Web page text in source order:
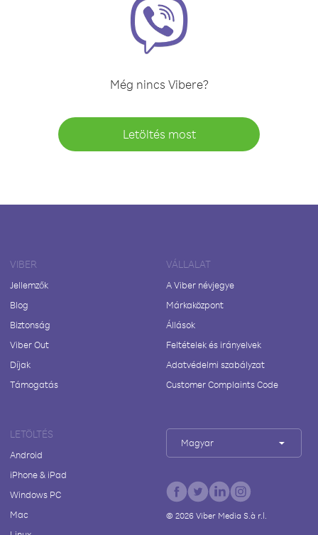
Még nincs Vibere?
Letöltés most
VIBER
Jellemzők
Blog
Biztonság
Viber Out
Díjak
Támogatás
VÁLLALAT
A Viber névjegye
Márkaközpont
Állások
Feltételek és irányelvek
Adatvédelmi szabályzat
Customer Complaints Code
LETÖLTÉS
Android
iPhone & iPad
Windows PC
Mac
Magyar
© 2026Viber Media S.à r.l.